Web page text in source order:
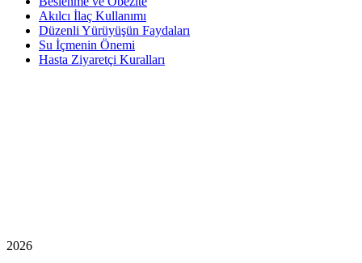
Akılcı İlaç Kullanımı
Düzenli Yürüyüşün Faydaları
Su İçmenin Önemi
Hasta Ziyaretçi Kuralları
2026